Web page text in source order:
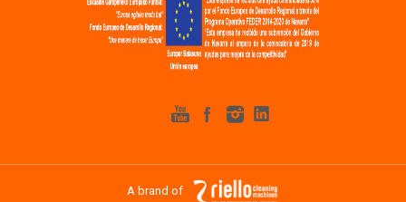
A brand of